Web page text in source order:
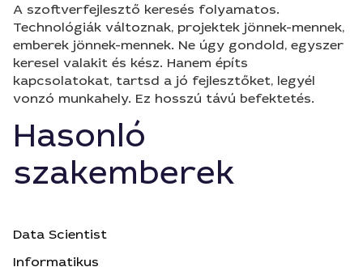
A szoftverfejlesztő keresés folyamatos.
Technológiák változnak, projektek jönnek-mennek,
emberek jönnek-mennek. Ne úgy gondold, egyszer
keresel valakit és kész. Hanem építs
kapcsolatokat, tartsd a jó fejlesztőket, legyél
vonzó munkahely. Ez hosszú távú befektetés.
Hasonló
szakemberek
Data Scientist
Informatikus